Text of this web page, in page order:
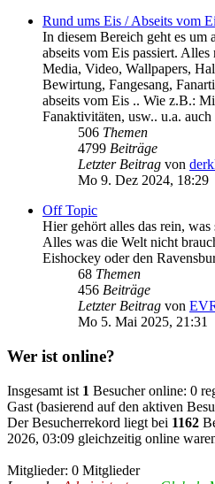
Rund ums Eis / Abseits vom
In diesem Bereich geht es um
abseits vom Eis passiert.
Media, Video, Wallpapers,
Bewirtung, Fangesang,
abseits vom Eis .. Wie z.B.:
Fanaktivitäten, usw.. u.a.
506 Themen
4799 Beiträge
Letzter Beitrag von
Mo 9. Dez 2024, 18:29
Off Topic
Hier gehört alles das rein, was
Alles was die Welt nicht
Eishockey oder den
68 Themen
456 Beiträge
Letzter Beitrag von
Mo 5. Mai 2025, 21:31
Wer ist online?
Insgesamt ist 1 Besucher online: 0
Gast (basierend auf den aktiven
Der Besucherrekord liegt bei 1162
2026, 03:09 gleichzeitig online
Mitglieder: 0 Mitglieder